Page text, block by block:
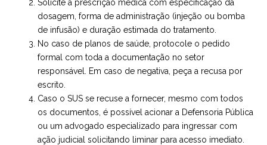
Solicite a prescrição médica com especificação da
dosagem, forma de administração (injeção ou bomba
de infusão) e duração estimada do tratamento.
No caso de planos de saúde, protocole o pedido
formal com toda a documentação no setor
responsável. Em caso de negativa, peça a recusa por
escrito.
Caso o SUS se recuse a fornecer, mesmo com todos
os documentos, é possível acionar a Defensoria Pública
ou um advogado especializado para ingressar com
ação judicial solicitando liminar para acesso imediato.